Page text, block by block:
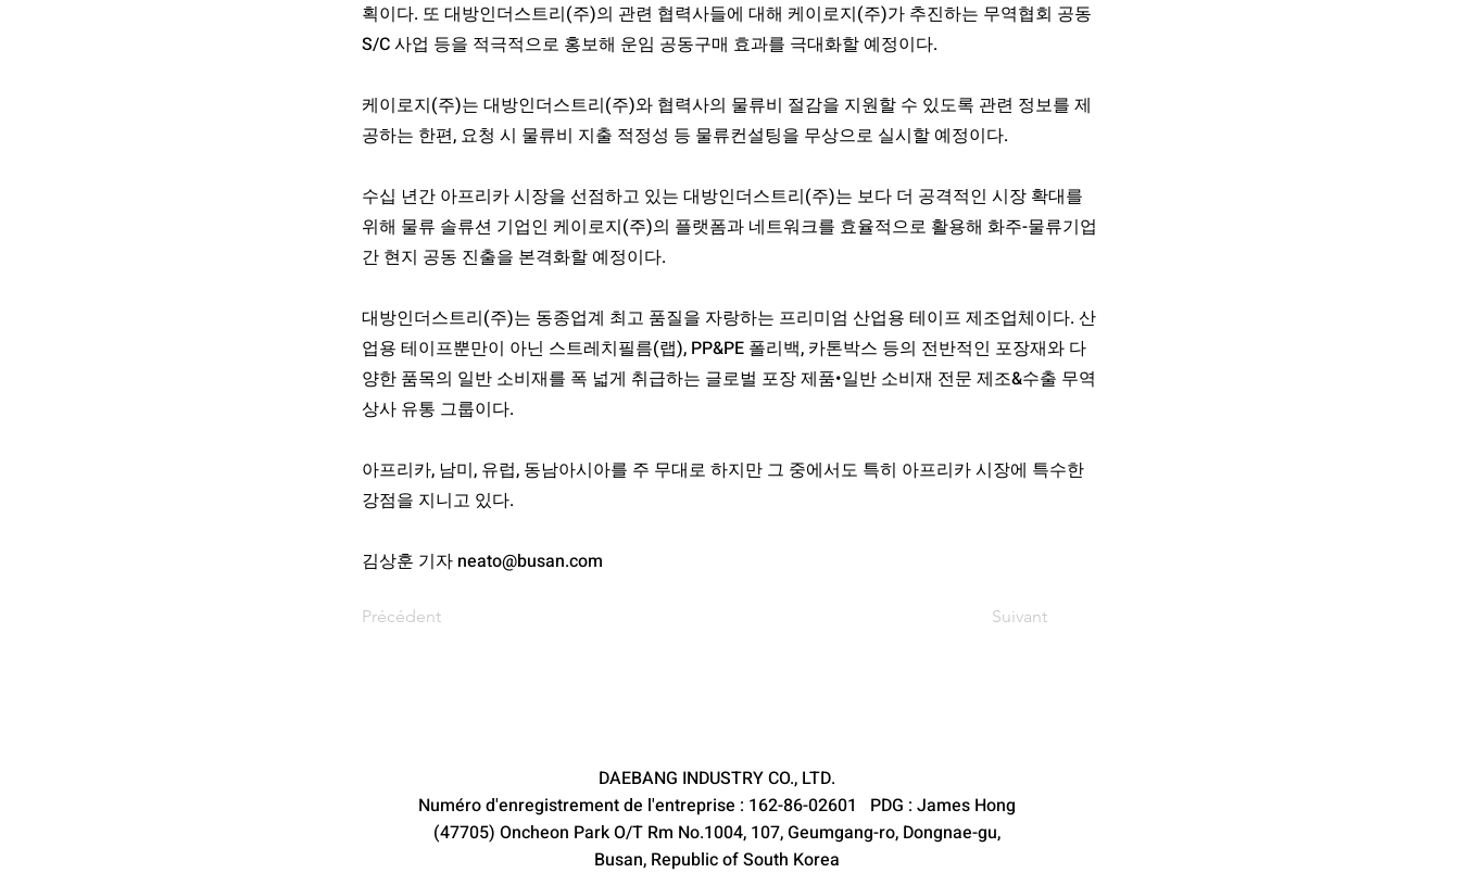
획이다. 또 대방인더스트리(주)의 관련 협력사들에 대해 케이로지(주)가 추진하는 무역협회 공동
S/C 사업 등을 적극적으로 홍보해 운임 공동구매 효과를 극대화할 예정이다.
케이로지(주)는 대방인더스트리(주)와 협력사의 물류비 절감을 지원할 수 있도록 관련 정보를 제
공하는 한편, 요청 시 물류비 지출 적정성 등 물류컨설팅을 무상으로 실시할 예정이다.
수십 년간 아프리카 시장을 선점하고 있는 대방인더스트리(주)는 보다 더 공격적인 시장 확대를
위해 물류 솔류션 기업인 케이로지(주)의 플랫폼과 네트워크를 효율적으로 활용해 화주-물류기업
간 현지 공동 진출을 본격화할 예정이다.
대방인더스트리(주)는 동종업계 최고 품질을 자랑하는 프리미엄 산업용 테이프 제조업체이다. 산
업용 테이프뿐만이 아닌 스트레치필름(랩), PP&PE 폴리백, 카톤박스 등의 전반적인 포장재와 다
양한 품목의 일반 소비재를 폭 넓게 취급하는 글로벌 포장 제품•일반 소비재 전문 제조&수출 무역
상사 유통 그룹이다.
아프리카, 남미, 유럽, 동남아시아를 주 무대로 하지만 그 중에서도 특히 아프리카 시장에 특수한
강점을 지니고 있다.
김상훈 기자 neato@busan.com
Précédent Suivant
DAEBANG INDUSTRY CO., LTD.
Numéro d'enregistrement de l'entreprise : 162-86-02601 PDG : James Hong
(47705) Oncheon Park O/T Rm No.1004, 107, Geumgang-ro, Dongnae-gu,
Busan, Republic of South Korea